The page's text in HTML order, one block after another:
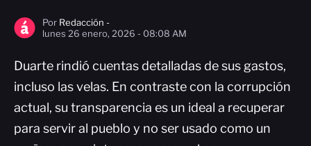
Por Redacción -
lunes 26 enero, 2026 - 08:08 AM
Duarte rindió cuentas detalladas de sus gastos,
incluso las velas. En contraste con la corrupción
actual, su transparencia es un ideal a recuperar
para servir al pueblo y no ser usado como un